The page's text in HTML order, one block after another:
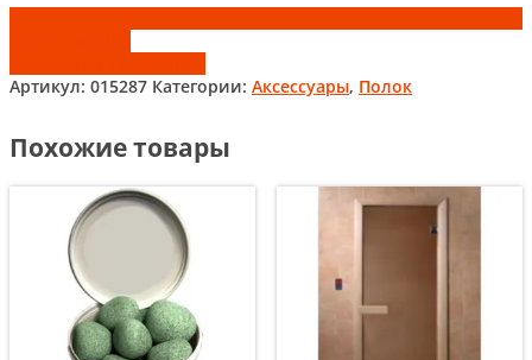
Артикул: 015287 Категории: Аксессуары, Полок
Похожие товары